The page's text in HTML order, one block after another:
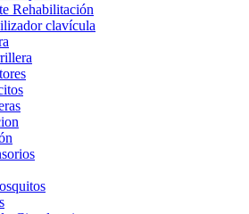
Rehabilitación
clavícula